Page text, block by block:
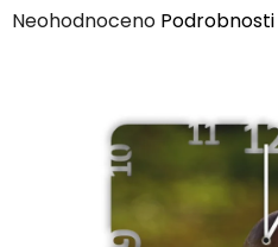
Průměrné
Neohodnoceno